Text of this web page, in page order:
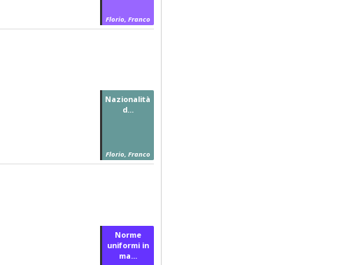
Florio, Franco
Nazionalità
d...
Florio, Franco
Norme
uniformi in
ma...